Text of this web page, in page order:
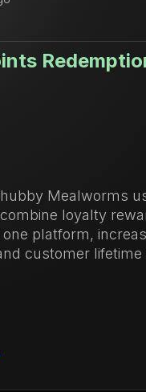
Rate
used
rewards and
increasing repeat
lifetime value